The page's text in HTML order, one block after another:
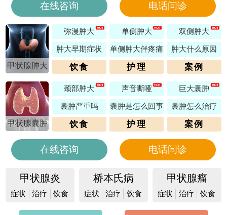
在线咨询 电话问诊
甲状腺肿大
弥漫肿大 单侧肿大 双侧肿大
肿大早期症状 单侧肿大伴疼痛 肿大什么原因
饮食 护理 案例
甲状腺囊肿
颈部肿大 声音嘶哑 巨大囊肿
囊肿严重吗 囊肿是怎么回事 囊肿怎么治疗
饮食 护理 案例
在线咨询 电话问诊
甲状腺炎
症状 治疗 饮食
桥本氏病
症状 治疗 饮食
甲状腺瘤
症状 治疗 饮食